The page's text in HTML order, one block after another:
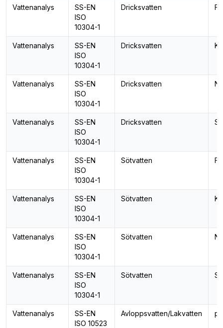
Vattenanalys
SS-EN
ISO
10304-1
Dricksvatten
Vattenanalys
SS-EN
ISO
10304-1
Dricksvatten
Vattenanalys
SS-EN
ISO
10304-1
Dricksvatten
Vattenanalys
SS-EN
ISO
10304-1
Dricksvatten
Vattenanalys
SS-EN
ISO
10304-1
Sötvatten
Vattenanalys
SS-EN
ISO
10304-1
Sötvatten
Vattenanalys
SS-EN
ISO
10304-1
Sötvatten
Vattenanalys
SS-EN
ISO
10304-1
Sötvatten
Vattenanalys
SS-EN
ISO 10523
Avloppsvatten/Lakvatten